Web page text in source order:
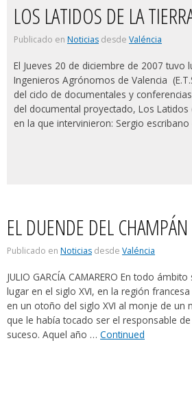
LOS LATIDOS DE LA
Publicado en Noticias desde Valéncia
El Jueves 20 de diciembre de 2007
Ingenieros Agrónomos de Valencia
del ciclo de documentales y
del documental proyectado, Los Latidos
en la que intervinieron: Sergio
EL DUENDE DEL CHAMPÁN
Publicado en Noticias desde Valéncia
JULIO GARCÍA CAMARERO En todo
lugar en el siglo XVI, en la región
en un otoño del siglo XVI al monje de
que le había tocado ser el responsable
suceso. Aquel año … Continued